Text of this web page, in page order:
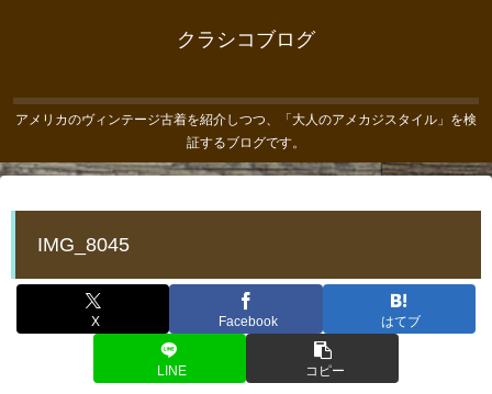
クラシコブログ
アメリカのヴィンテージ古着を紹介しつつ、「大人のアメカジスタイル」を検
証するブログです。
IMG_8045
X Facebook はてブ
LINE コピー